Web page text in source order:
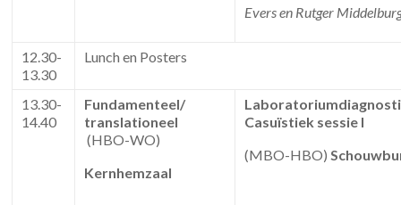
Evers en Rutger
12.30-
13.30
Lunch en Posters
13.30-
14.40
Fundamenteel/
translationeel
(HBO-WO)
Kernhemzaal
Casuïstiek sessie I
(MBO-HBO)